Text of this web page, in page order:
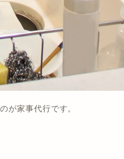
が家事代行です。